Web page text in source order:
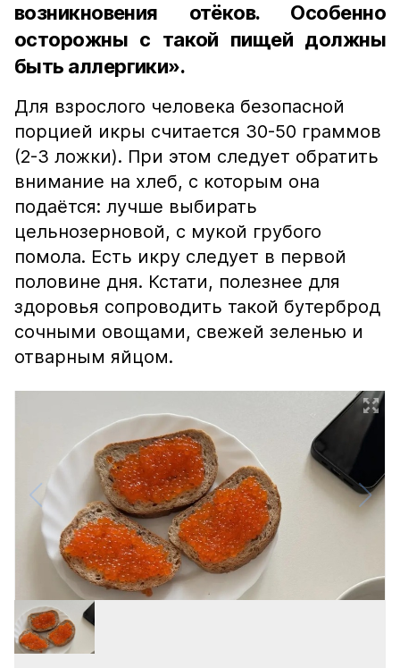
возникновения отёков. Особенно
осторожны с такой пищей должны
быть аллергики».
Для взрослого человека безопасной
порцией икры считается 30-50 граммов
(2-3 ложки). При этом следует обратить
внимание на хлеб, с которым она
подаётся: лучше выбирать
цельнозерновой, с мукой грубого
помола. Есть икру следует в первой
половине дня. Кстати, полезнее для
здоровья сопроводить такой бутерброд
сочными овощами, свежей зеленью и
отварным яйцом.